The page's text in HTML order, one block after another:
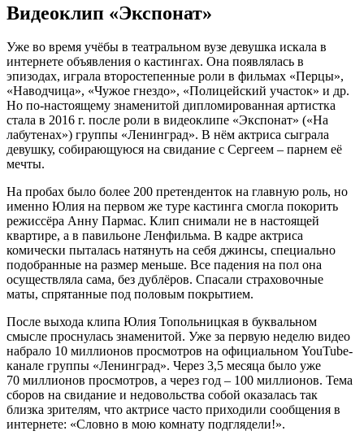
Видеоклип «Экспонат»
Уже во время учёбы в театральном вузе девушка искала в
интернете объявления о кастингах. Она появлялась в
эпизодах, играла второстепенные роли в фильмах «Перцы»,
«Наводчица», «Чужое гнездо», «Полицейский участок» и др.
Но по-настоящему знаменитой дипломированная артистка
стала в 2016 г. после роли в видеоклипе «Экспонат» («На
лабутенах») группы «Ленинград». В нём актриса сыграла
девушку, собирающуюся на свидание с Сергеем – парнем её
мечты.
На пробах было более 200 претенденток на главную роль, но
именно Юлия на первом же туре кастинга смогла покорить
режиссёра Анну Пармас. Клип снимали не в настоящей
квартире, а в павильоне Ленфильма. В кадре актриса
комически пыталась натянуть на себя джинсы, специально
подобранные на размер меньше. Все падения на пол она
осуществляла сама, без дублёров. Спасали страховочные
маты, спрятанные под половым покрытием.
После выхода клипа Юлия Топольницкая в буквальном
смысле проснулась знаменитой. Уже за первую неделю видео
набрало 10 миллионов просмотров на официальном YouTube-
канале группы «Ленинград». Через 3,5 месяца было уже
70 миллионов просмотров, а через год – 100 миллионов. Тема
сборов на свидание и недовольства собой оказалась так
близка зрителям, что актрисе часто приходили сообщения в
интернете: «Словно в мою комнату подглядели!».